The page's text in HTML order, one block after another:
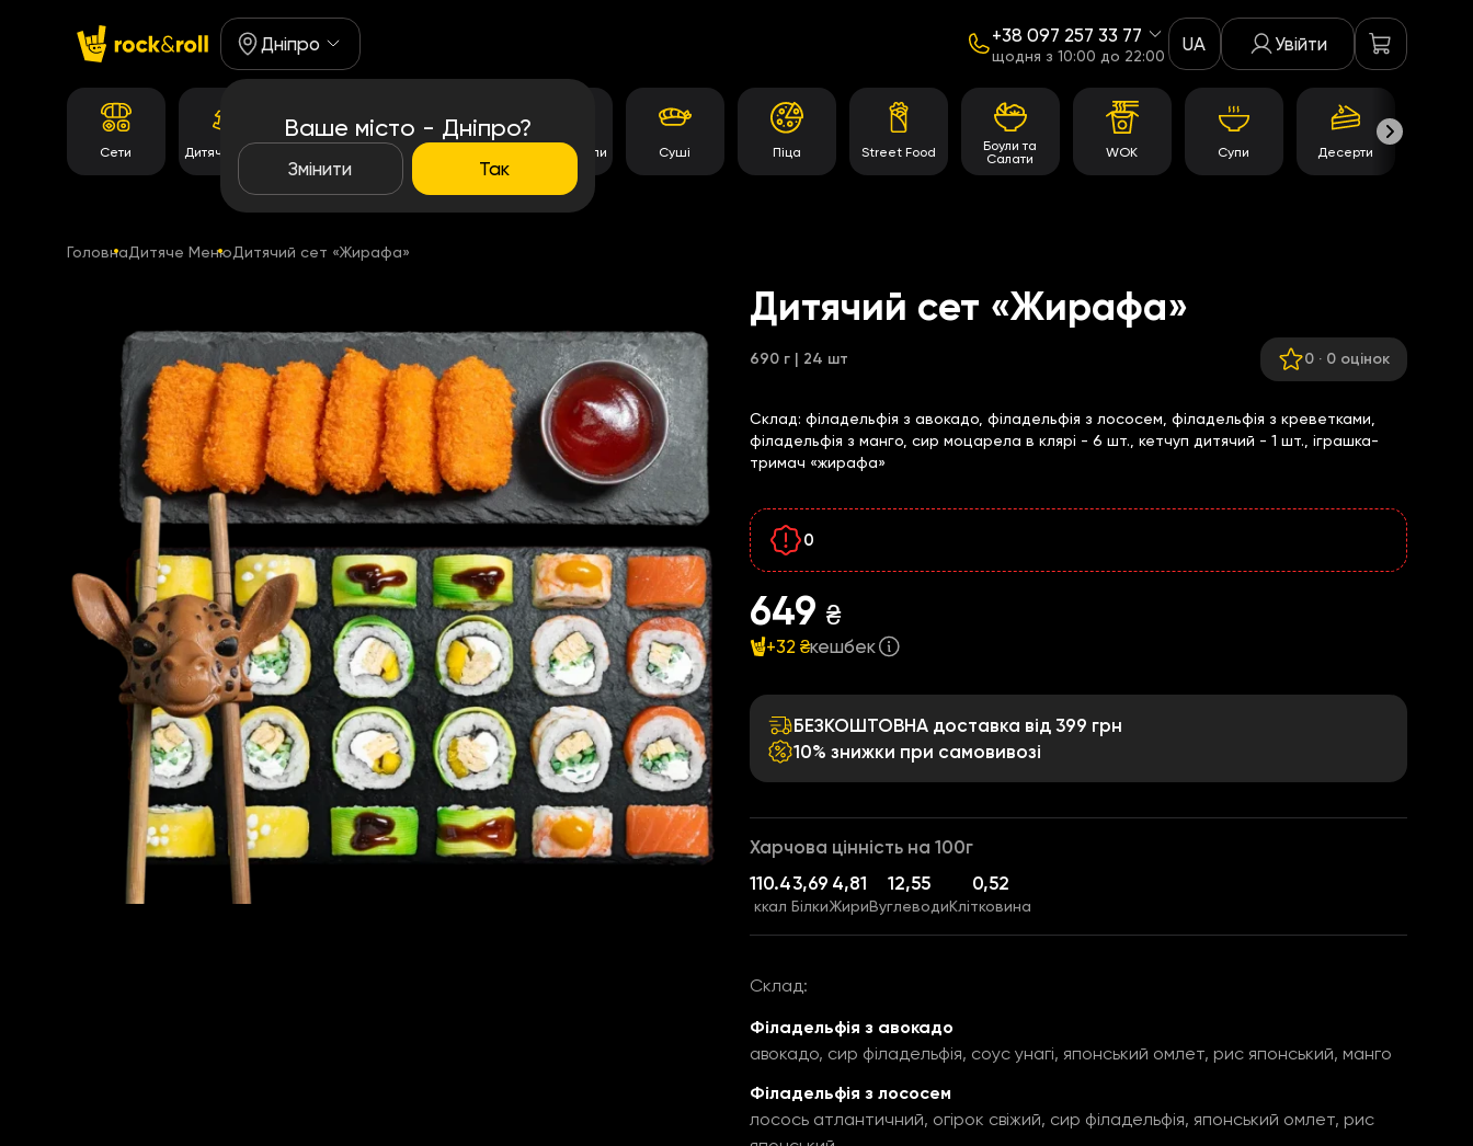
Дніпро
Ваше місто - Дніпро?
Змінити Так
+38 097 257 33 77
щодня з 10:00 до 22:00
UA Увійти
Сети Дитяче Меню
Корейське
Темпура роли Суші Піца Street Food
Боули та
Салати
WOK Супи Десерти
ГоловнаДитяче МенюДитячий сет «Жирафа»
Дитячий сет «Жирафа»
690 г | 24 шт 0· 0 оцінок
Склад: філадельфія з авокадо, філадельфія з лососем, філадельфія з креветками,
філадельфія з манго, сир моцарела в клярі - 6 шт., кетчуп дитячий - 1 шт., іграшка-
тримач «жирафа»
0
649 ₴
+32 ₴кешбек
БЕЗКОШТОВНА доставка від 399 грн
10% знижки при самовивозі
Харчова цінність на 100г
ккал
110.4
Білки
3,69
Жири
4,81
Вуглеводи
12,55
Клітковина
0,52
Склад:
Філадельфія з авокадо
авокадо, сир філадельфія, соус унагі, японський омлет, рис японський, манго
Філадельфія з лососем
лосось атлантичний, огірок свіжий, сир філадельфія, японський омлет, рис